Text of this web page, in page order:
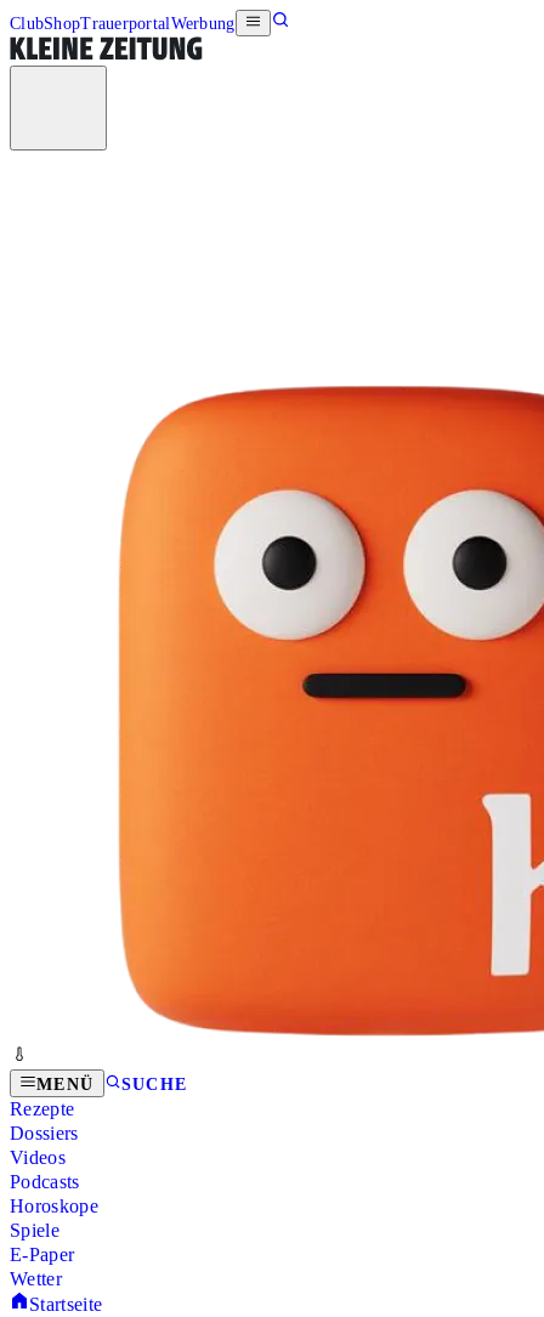
ClubShopTrauerportalWerbung
MENÜ SUCHE
Rezepte
Dossiers
Videos
Podcasts
Horoskope
Spiele
E-Paper
Wetter
Startseite